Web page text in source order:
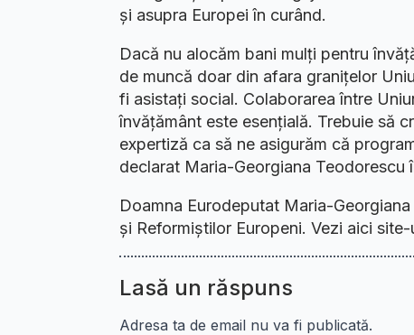
și asupra Europei în curând.
Dacă nu alocăm bani mulți pentru
de muncă doar din afara granițelor
fi asistați social. Colaborarea între
învățământ este esențială. Trebuie să
expertiză ca să ne asigurăm că
declarat Maria-Georgiana Teodorescu
Doamna Eurodeputat Maria-
și Reformiștilor Europeni. Vezi aici site-
Lasă un răspuns
Adresa ta de email nu va fi publicată.